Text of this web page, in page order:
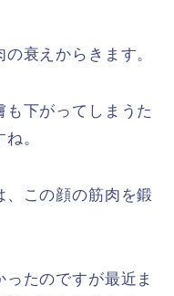
衰えからきます。
下がってしまうた
。
この顔の筋肉を鍛
たのですが最近ま